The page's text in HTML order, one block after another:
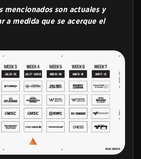
mencionados son actuales y
a medida que se acerque el